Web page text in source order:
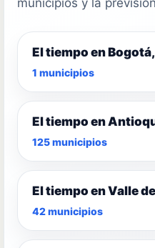
El tiempo en Bogotá,
1 municipios
El tiempo en
125 municipios
El tiempo en Valle
42 municipios